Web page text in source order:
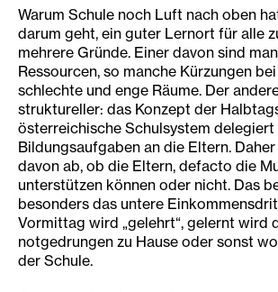
Warum Schule noch Luft nach oben
darum geht, ein guter Lernort für alle
mehrere Gründe. Einer davon sind
Ressourcen, so manche Kürzungen
schlechte und enge Räume. Der
struktureller: das Konzept der
österreichische Schulsystem delegiert
Bildungsaufgaben an die Eltern.
davon ab, ob die Eltern, defacto die
unterstützen können oder nicht. Das
besonders das untere
Vormittag wird „gelehrt“, gelernt wird
notgedrungen zu Hause oder sonst
der Schule.